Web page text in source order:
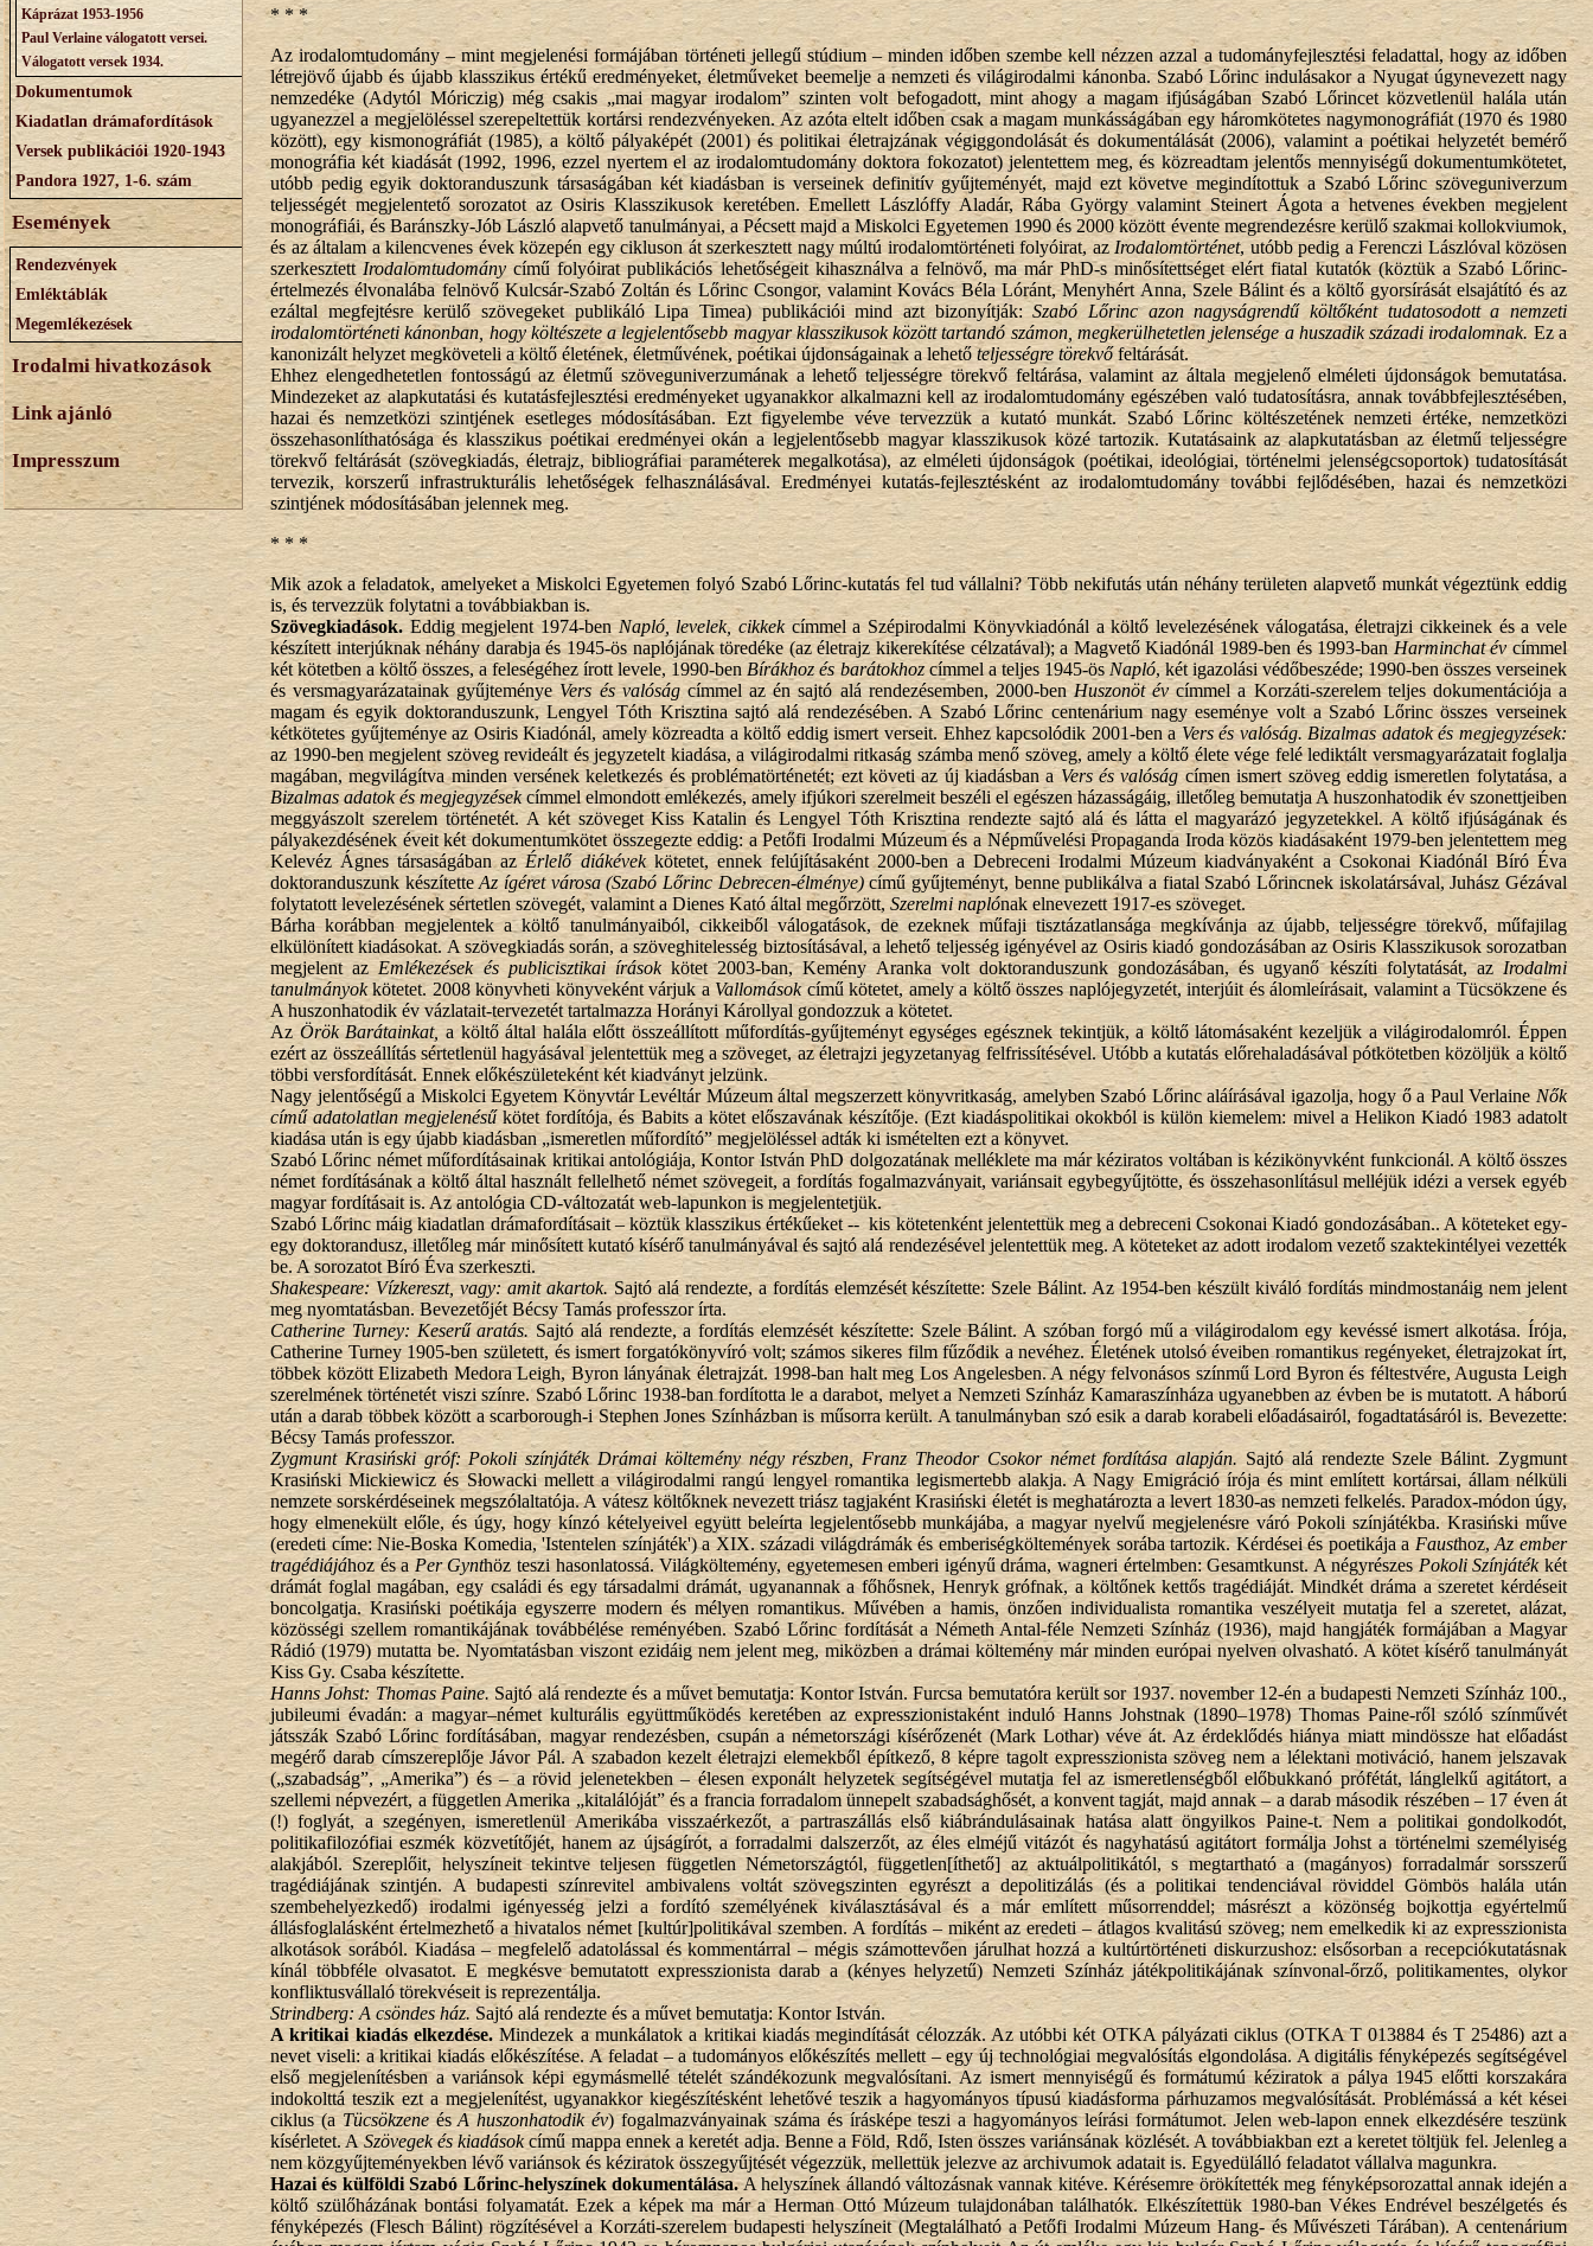
Káprázat 1953-1956
Paul Verlaine válogatott versei.
Válogatott versek 1934.
Dokumentumok
Kiadatlan drámafordítások
Versek publikációi 1920-1943
Pandora 1927, 1-6. szám
Események
Rendezvények
Emléktáblák
Megemlékezések
Irodalmi hivatkozások
Link ajánló
Impresszum
* * *
Az irodalomtudomány – mint megjelenési formájában történeti jellegű stúdium – minden időben szembe kell nézzen azzal a tudományfejlesztési feladattal, hogy az időben
létrejövő újabb és újabb klasszikus értékű eredményeket, életműveket beemelje a nemzeti és világirodalmi kánonba. Szabó Lőrinc indulásakor a Nyugat úgynevezett nagy
nemzedéke (Adytól Móriczig) még csakis „mai magyar irodalom” szinten volt befogadott, mint ahogy a magam ifjúságában Szabó Lőrincet közvetlenül halála után
ugyanezzel a megjelöléssel szerepeltettük kortársi rendezvényeken. Az azóta eltelt időben csak a magam munkásságában egy háromkötetes nagymonográfiát (1970 és 1980
között), egy kismonográfiát (1985), a költő pályaképét (2001) és politikai életrajzának végiggondolását és dokumentálását (2006), valamint a poétikai helyzetét bemérő
monográfia két kiadását (1992, 1996, ezzel nyertem el az irodalomtudomány doktora fokozatot) jelentettem meg, és közreadtam jelentős mennyiségű dokumentumkötetet,
utóbb pedig egyik doktoranduszunk társaságában két kiadásban is verseinek definitív gyűjteményét, majd ezt követve megindítottuk a Szabó Lőrinc szöveguniverzum
teljességét megjelentető sorozatot az Osiris Klasszikusok keretében. Emellett Lászlóffy Aladár, Rába György valamint Steinert Ágota a hetvenes években megjelent
monográfiái, és Baránszky-Jób László alapvető tanulmányai, a Pécsett majd a Miskolci Egyetemen 1990 és 2000 között évente megrendezésre kerülő szakmai kollokviumok,
és az általam a kilencvenes évek közepén egy cikluson át szerkesztett nagy múltú irodalomtörténeti folyóirat, az Irodalomtörténet, utóbb pedig a Ferenczi Lászlóval közösen
szerkesztettIrodalomtudomány című folyóirat publikációs lehetőségeit kihasználva a felnövő, ma már PhD-s minősítettséget elért fiatal kutatók (köztük a Szabó Lőrinc-
értelmezés élvonalába felnövő Kulcsár-Szabó Zoltán és Lőrinc Csongor, valamint Kovács Béla Lóránt, Menyhért Anna, Szele Bálint és a költő gyorsírását elsajátító és az
ezáltal megfejtésre kerülő szövegeket publikáló Lipa Timea) publikációi mind azt bizonyítják:Szabó Lőrinc azon nagyságrendű költőként tudatosodott a nemzeti
irodalomtörténeti kánonban, hogy költészete a legjelentősebb magyar klasszikusok között tartandó számon, megkerülhetetlen jelensége a huszadik századi irodalomnak. Ez a
kanonizált helyzet megköveteli a költő életének, életművének, poétikai újdonságainak a lehetőteljességre törekvőfeltárását.
Ehhez elengedhetetlen fontosságú az életmű szöveguniverzumának a lehető teljességre törekvő feltárása, valamint az általa megjelenő elméleti újdonságok bemutatása.
Mindezeket az alapkutatási és kutatásfejlesztési eredményeket ugyanakkor alkalmazni kell az irodalomtudomány egészében való tudatosításra, annak továbbfejlesztésében,
hazai és nemzetközi szintjének esetleges módosításában. Ezt figyelembe véve tervezzük a kutató munkát. Szabó Lőrinc költészetének nemzeti értéke, nemzetközi
összehasonlíthatósága és klasszikus poétikai eredményei okán a legjelentősebb magyar klasszikusok közé tartozik. Kutatásaink az alapkutatásban az életmű teljességre
törekvő feltárását (szövegkiadás, életrajz, bibliográfiai paraméterek megalkotása), az elméleti újdonságok (poétikai, ideológiai, történelmi jelenségcsoportok) tudatosítását
tervezik, korszerű infrastrukturális lehetőségek felhasználásával. Eredményei kutatás-fejlesztésként az irodalomtudomány további fejlődésében, hazai és nemzetközi
szintjének módosításában jelennek meg.
* * *
Mik azok a feladatok, amelyeket a Miskolci Egyetemen folyó Szabó Lőrinc-kutatás fel tud vállalni? Több nekifutás után néhány területen alapvető munkát végeztünk eddig
is, és tervezzük folytatni a továbbiakban is.
Szövegkiadások. Eddig megjelent 1974-benNapló, levelek, cikkekcímmel a Szépirodalmi Könyvkiadónál a költő levelezésének válogatása, életrajzi cikkeinek és a vele
készített interjúknak néhány darabja és 1945-ös naplójának töredéke (az életrajz kikerekítése célzatával); a Magvető Kiadónál 1989-ben és 1993-ban Harminchat évcímmel
két kötetben a költő összes, a feleségéhez írott levele, 1990-ben Bírákhoz és barátokhozcímmel a teljes 1945-ösNapló, két igazolási védőbeszéde; 1990-ben összes verseinek
és versmagyarázatainak gyűjteményeVers és valóságcímmel az én sajtó alá rendezésemben, 2000-benHuszonöt évcímmel a Korzáti-szerelem teljes dokumentációja a
magam és egyik doktoranduszunk, Lengyel Tóth Krisztina sajtó alá rendezésében. A Szabó Lőrinc centenárium nagy eseménye volt a Szabó Lőrinc összes verseinek
kétkötetes gyűjteménye az Osiris Kiadónál, amely közreadta a költő eddig ismert verseit. Ehhez kapcsolódik 2001-ben a Vers és valóság. Bizalmas adatok és megjegyzések:
az 1990-ben megjelent szöveg revideált és jegyzetelt kiadása, a világirodalmi ritkaság számba menő szöveg, amely a költő élete vége felé lediktált versmagyarázatait foglalja
magában, megvilágítva minden versének keletkezés és problématörténetét; ezt követi az új kiadásban aVers és valóság címen ismert szöveg eddig ismeretlen folytatása, a
Bizalmas adatok és megjegyzésekcímmel elmondott emlékezés, amely ifjúkori szerelmeit beszéli el egészen házasságáig, illetőleg bemutatja A huszonhatodik év szonettjeiben
meggyászolt szerelem történetét. A két szöveget Kiss Katalin és Lengyel Tóth Krisztina rendezte sajtó alá és látta el magyarázó jegyzetekkel. A költő ifjúságának és
pályakezdésének éveit két dokumentumkötet összegezte eddig: a Petőfi Irodalmi Múzeum és a Népművelési Propaganda Iroda közös kiadásaként 1979-ben jelentettem meg
Kelevéz Ágnes társaságában azÉrlelő diákévekkötetet, ennek felújításaként 2000-ben a Debreceni Irodalmi Múzeum kiadványaként a Csokonai Kiadónál Bíró Éva
doktoranduszunk készítetteAz ígéret városa (Szabó Lőrinc Debrecen-élménye)című gyűjteményt, benne publikálva a fiatal Szabó Lőrincnek iskolatársával, Juhász Gézával
folytatott levelezésének sértetlen szövegét, valamint a Dienes Kató által megőrzött, Szerelmi naplónak elnevezett 1917-es szöveget.
Bárha korábban megjelentek a költő tanulmányaiból, cikkeiből válogatások, de ezeknek műfaji tisztázatlansága megkívánja az újabb, teljességre törekvő, műfajilag
elkülönített kiadásokat. A szövegkiadás során, a szöveghitelesség biztosításával, a lehető teljesség igényével az Osiris kiadó gondozásában az Osiris Klasszikusok sorozatban
megjelent azEmlékezések és publicisztikai írásokkötet 2003-ban, Kemény Aranka volt doktoranduszunk gondozásában, és ugyanő készíti folytatását, azIrodalmi
tanulmányokkötetet. 2008 könyvheti könyveként várjuk aVallomásokcímű kötetet, amely a költő összes naplójegyzetét, interjúit és álomleírásait, valamint a Tücsökzene és
A huszonhatodik év vázlatait-tervezetét tartalmazza Horányi Károllyal gondozzuk a kötetet.
AzÖrök Barátainkat, a költő által halála előtt összeállított műfordítás-gyűjteményt egységes egésznek tekintjük, a költő látomásaként kezeljük a világirodalomról. Éppen
ezért az összeállítás sértetlenül hagyásával jelentettük meg a szöveget, az életrajzi jegyzetanyag felfrissítésével. Utóbb a kutatás előrehaladásával pótkötetben közöljük a költő
többi versfordítását. Ennek előkészületeként két kiadványt jelzünk.
Nagy jelentőségű a Miskolci Egyetem Könyvtár Levéltár Múzeum által megszerzett könyvritkaság, amelyben Szabó Lőrinc aláírásával igazolja, hogy ő a Paul Verlaine Nők
című adatolatlan megjelenésűkötet fordítója, és Babits a kötet előszavának készítője. (Ezt kiadáspolitikai okokból is külön kiemelem: mivel a Helikon Kiadó 1983 adatolt
kiadása után is egy újabb kiadásban „ismeretlen műfordító” megjelöléssel adták ki ismételten ezt a könyvet.
Szabó Lőrinc német műfordításainak kritikai antológiája, Kontor István PhD dolgozatának melléklete ma már kéziratos voltában is kézikönyvként funkcionál. A költő összes
német fordításának a költő által használt fellelhető német szövegeit, a fordítás fogalmazványait, variánsait egybegyűjtötte, és összehasonlításul melléjük idézi a versek egyéb
magyar fordításait is. Az antológia CD-változatát web-lapunkon is megjelentetjük.
Szabó Lőrinc máig kiadatlan drámafordításait – köztük klasszikus értékűeket -- kis kötetenként jelentettük meg a debreceni Csokonai Kiadó gondozásában.. A köteteket egy-
egy doktorandusz, illetőleg már minősített kutató kísérő tanulmányával és sajtó alá rendezésével jelentettük meg. A köteteket az adott irodalom vezető szaktekintélyei vezették
be. A sorozatot Bíró Éva szerkeszti.
Shakespeare: Vízkereszt, vagy: amit akartok.Sajtó alá rendezte, a fordítás elemzését készítette: Szele Bálint. Az 1954-ben készült kiváló fordítás mindmostanáig nem jelent
meg nyomtatásban. Bevezetőjét Bécsy Tamás professzor írta.
Catherine Turney: Keserű aratás.Sajtó alá rendezte, a fordítás elemzését készítette: Szele Bálint. A szóban forgó mű a világirodalom egy kevéssé ismert alkotása. Írója,
Catherine Turney 1905-ben született, és ismert forgatókönyvíró volt; számos sikeres film fűződik a nevéhez. Életének utolsó éveiben romantikus regényeket, életrajzokat írt,
többek között Elizabeth Medora Leigh, Byron lányának életrajzát. 1998-ban halt meg Los Angelesben. A négy felvonásos színmű Lord Byron és féltestvére, Augusta Leigh
szerelmének történetét viszi színre. Szabó Lőrinc 1938-ban fordította le a darabot, melyet a Nemzeti Színház Kamaraszínháza ugyanebben az évben be is mutatott. A háború
után a darab többek között a scarborough-i Stephen Jones Színházban is műsorra került. A tanulmányban szó esik a darab korabeli előadásairól, fogadtatásáról is. Bevezette:
Bécsy Tamás professzor.
Zygmunt Krasiński gróf: Pokoli színjáték Drámai költemény négy részben, Franz Theodor Csokor német fordítása alapján. Sajtó alá rendezte Szele Bálint. Zygmunt
Krasiński Mickiewicz és Słowacki mellett a világirodalmi rangú lengyel romantika legismertebb alakja. A Nagy Emigráció írója és mint említett kortársai, állam nélküli
nemzete sorskérdéseinek megszólaltatója. A vátesz költőknek nevezett triász tagjaként Krasiński életét is meghatározta a levert 1830-as nemzeti felkelés. Paradox-módon úgy,
hogy elmenekült előle, és úgy, hogy kínzó kételyeivel együtt beleírta legjelentősebb munkájába, a magyar nyelvű megjelenésre váró Pokoli színjátékba. Krasiński műve
(eredeti címe: Nie-Boska Komedia, 'Istentelen színjáték') a XIX. századi világdrámák és emberiségköltemények sorába tartozik. Kérdései és poetikája a Fausthoz,Az ember
tragédiájához és a Per Gynthöz teszi hasonlatossá. Világköltemény, egyetemesen emberi igényű dráma, wagneri értelmben: Gesamtkunst. A négyrészes Pokoli Színjátékkét
drámát foglal magában, egy családi és egy társadalmi drámát, ugyanannak a főhősnek, Henryk grófnak, a költőnek kettős tragédiáját. Mindkét dráma a szeretet kérdéseit
boncolgatja. Krasiński poétikája egyszerre modern és mélyen romantikus. Művében a hamis, önzően individualista romantika veszélyeit mutatja fel a szeretet, alázat,
közösségi szellem romantikájának továbbélése reményében. Szabó Lőrinc fordítását a Németh Antal-féle Nemzeti Színház (1936), majd hangjáték formájában a Magyar
Rádió (1979) mutatta be. Nyomtatásban viszont ezidáig nem jelent meg, miközben a drámai költemény már minden európai nyelven olvasható. A kötet kísérő tanulmányát
Kiss Gy. Csaba készítette.
Hanns Johst: Thomas Paine. Sajtó alá rendezte és a művet bemutatja: Kontor István. Furcsa bemutatóra került sor 1937. november 12-én a budapesti Nemzeti Színház 100.,
jubileumi évadán: a magyar–német kulturális együttműködés keretében az expresszionistaként induló Hanns Johstnak (1890–1978) Thomas Paine-ről szóló színművét
játsszák Szabó Lőrinc fordításában, magyar rendezésben, csupán a németországi kísérőzenét (Mark Lothar) véve át. Az érdeklődés hiánya miatt mindössze hat előadást
megérő darab címszereplője Jávor Pál. A szabadon kezelt életrajzi elemekből építkező, 8 képre tagolt expresszionista szöveg nem a lélektani motiváció, hanem jelszavak
(„szabadság”, „Amerika”) és – a rövid jelenetekben – élesen exponált helyzetek segítségével mutatja fel az ismeretlenségből előbukkanó prófétát, lánglelkű agitátort, a
szellemi népvezért, a független Amerika „kitalálóját” és a francia forradalom ünnepelt szabadsághősét, a konvent tagját, majd annak – a darab második részében – 17 éven át
(!) foglyát, a szegényen, ismeretlenül Amerikába visszaérkezőt, a partraszállás első kiábrándulásainak hatása alatt öngyilkos Paine-t. Nem a politikai gondolkodót,
politikafilozófiai eszmék közvetítőjét, hanem az újságírót, a forradalmi dalszerzőt, az éles elméjű vitázót és nagyhatású agitátort formálja Johst a történelmi személyiség
alakjából. Szereplőit, helyszíneit tekintve teljesen független Németországtól, független[íthető] az aktuálpolitikától, s megtartható a (magányos) forradalmár sorsszerű
tragédiájának szintjén. A budapesti színrevitel ambivalens voltát szövegszinten egyrészt a depolitizálás (és a politikai tendenciával röviddel Gömbös halála után
szembehelyezkedő) irodalmi igényesség jelzi a fordító személyének kiválasztásával és a már említett műsorrenddel; másrészt a közönség bojkottja egyértelmű
állásfoglalásként értelmezhető a hivatalos német [kultúr]politikával szemben. A fordítás – miként az eredeti – átlagos kvalitású szöveg; nem emelkedik ki az expresszionista
alkotások sorából. Kiadása – megfelelő adatolással és kommentárral – mégis számottevően járulhat hozzá a kultúrtörténeti diskurzushoz: elsősorban a recepciókutatásnak
kínál többféle olvasatot. E megkésve bemutatott expresszionista darab a (kényes helyzetű) Nemzeti Színház játékpolitikájának színvonal-őrző, politikamentes, olykor
konfliktusvállaló törekvéseit is reprezentálja.
Strindberg: A csöndes ház.Sajtó alá rendezte és a művet bemutatja: Kontor István.
A kritikai kiadás elkezdése.Mindezek a munkálatok a kritikai kiadás megindítását célozzák. Az utóbbi két OTKA pályázati ciklus (OTKA T 013884 és T 25486) azt a
nevet viseli: a kritikai kiadás előkészítése. A feladat – a tudományos előkészítés mellett – egy új technológiai megvalósítás elgondolása. A digitális fényképezés segítségével
első megjelenítésben a variánsok képi egymásmellé tételét szándékozunk megvalósítani. Az ismert mennyiségű és formátumú kéziratok a pálya 1945 előtti korszakára
indokolttá teszik ezt a megjelenítést, ugyanakkor kiegészítésként lehetővé teszik a hagyományos típusú kiadásforma párhuzamos megvalósítását. Problémássá a két kései
ciklus (aTücsökzeneésA huszonhatodik év) fogalmazványainak száma és írásképe teszi a hagyományos leírási formátumot. Jelen web-lapon ennek elkezdésére teszünk
kísérletet. ASzövegek és kiadásokcímű mappa ennek a keretét adja. Benne a Föld, Rdő, Isten összes variánsának közlését. A továbbiakban ezt a keretet töltjük fel. Jelenleg a
nem közgyűjteményekben lévő variánsok és kéziratok összegyűjtését végezzük, mellettük jelezve az archivumok adatait is. Egyedülálló feladatot vállalva magunkra.
Hazai és külföldi Szabó Lőrinc-helyszínek dokumentálása.A helyszínek állandó változásnak vannak kitéve. Kérésemre örökítették meg fényképsorozattal annak idején a
költő szülőházának bontási folyamatát. Ezek a képek ma már a Herman Ottó Múzeum tulajdonában találhatók. Elkészítettük 1980-ban Vékes Endrével beszélgetés és
fényképezés (Flesch Bálint) rögzítésével a Korzáti-szerelem budapesti helyszíneit (Megtalálható a Petőfi Irodalmi Múzeum Hang- és Művészeti Tárában). A centenárium